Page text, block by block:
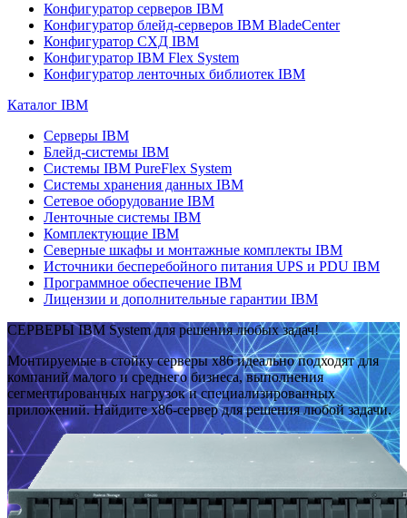
Конфигуратор серверов IBM
Конфигуратор блейд-серверов IBM BladeCenter
Конфигуратор СХД IBM
Конфигуратор IBM Flex System
Конфигуратор ленточных библиотек IBM
Каталог IBM
Серверы IBM
Блейд-системы IBM
Системы IBM PureFlex System
Системы хранения данных IBM
Сетевое оборудование IBM
Ленточные системы IBM
Комплектующие IBM
Северные шкафы и монтажные комплекты IBM
Источники бесперебойного питания UPS и PDU IBM
Программное обеспечение IBM
Лицензии и дополнительные гарантии IBM
СЕРВЕРЫ IBM System для решения любых задач!
Монтируемые в стойку серверы x86 идеально подходят для
компаний малого и среднего бизнеса, выполнения
сегментированных нагрузок и специализированных
приложений. Найдите x86-сервер для решения любой задачи.